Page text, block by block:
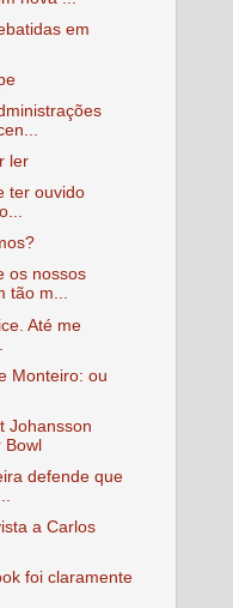
em
ler
ter ouvido
os nossos
tão m...
Até me
Monteiro: ou
Johansson
defende que
a Carlos
foi claramente